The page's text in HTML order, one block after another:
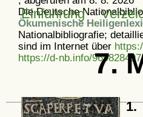
Einführung
7.
1.
Die Deutsche
Ökumenische
Nationalbibliografie;
sind im Internet über
https://d-nb.info/969828497